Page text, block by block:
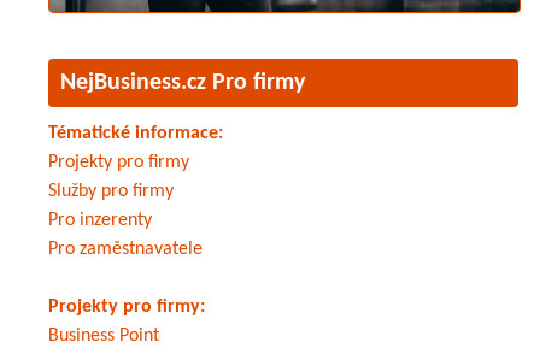
NejBusiness.cz Pro firmy
Tématické informace:
Projekty pro firmy
Služby pro firmy
Pro inzerenty
Pro zaměstnavatele
Projekty pro firmy:
Business Point